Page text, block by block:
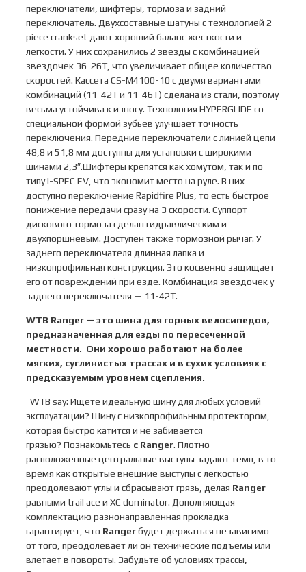
переключатели, шифтеры, тормоза и задний
переключатель. Двухсоставные шатуны с технологией 2-
piece crankset дают хороший баланс жесткости и
легкости. У них сохранились 2 звезды с комбинацией
звездочек 36-26T, что увеличивает общее количество
скоростей. Кассета CS-M4100-10 с двумя вариантами
комбинаций (11-42Т и 11-46Т) сделана из стали, поэтому
весьма устойчива к износу. Технология HYPERGLIDE со
специальной формой зубьев улучшает точность
переключения. Передние переключатели с линией цепи
48,8 и 51,8 мм доступны для установки с широкими
шинами 2,3″.Шифтеры крепятся как хомутом, так и по
типу I-SPEC EV, что экономит место на руле. В них
доступно переключение Rapidfire Plus, то есть быстрое
понижение передачи сразу на 3 скорости. Суппорт
дискового тормоза сделан гидравлическим и
двухпоршневым. Доступен также тормозной рычаг. У
заднего переключателя длинная лапка и
низкопрофильная конструкция. Это косвенно защищает
его от повреждений при езде. Комбинация звездочек у
заднего переключателя — 11-42Т.
WTB Ranger — это шина для горных велосипедов,
предназначенная для езды по пересеченной
местности. Они хорошо работают на более
мягких, суглинистых трассах и в сухих условиях с
предсказуемым уровнем сцепления.
WTB say: Ищете идеальную шину для любых условий
эксплуатации? Шину с низкопрофильным протектором,
которая быстро катится и не забивается
грязью? Познакомьтесь с Ranger. Плотно
расположенные центральные выступы задают темп, в то
время как открытые внешние выступы с легкостью
преодолевают углы и сбрасывают грязь, делая Ranger
равными trail ace и XC dominator. Дополняющая
комплектацию разнонаправленная прокладка
гарантирует, что Rangerбудет держаться независимо
от того, преодолевает ли он технические подъемы или
влетает в повороты. Забудьте об условиях трассы,